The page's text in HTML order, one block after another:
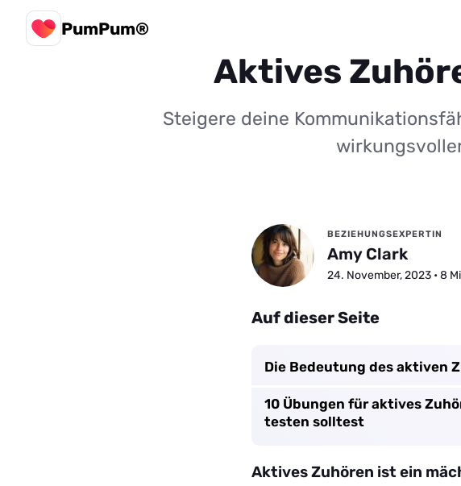
PumPum®
Aktives
Steigere deine
BEZIEHUNGSEXPERTIN
Amy Clark
24. November, 2023 • 8
Auf dieser Seite
Die Bedeutung des aktiven
10 Übungen für aktives
testen solltest
Aktives Zuhören ist ein